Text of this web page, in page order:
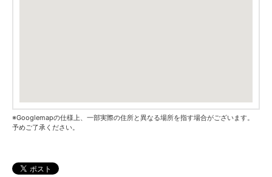
※Googlemapの仕様上、一部実際の住所と異なる場所を指す場合がございます。
予めご了承ください。